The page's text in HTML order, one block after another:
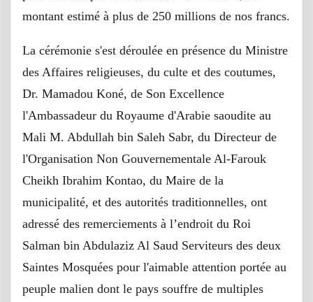
montant estimé à plus de 250 millions de nos francs.
La cérémonie s'est déroulée en présence du Ministre
des Affaires religieuses, du culte et des coutumes,
Dr. Mamadou Koné, de Son Excellence
l'Ambassadeur du Royaume d'Arabie saoudite au
Mali M. Abdullah bin Saleh Sabr, du Directeur de
l'Organisation Non Gouvernementale Al-Farouk
Cheikh Ibrahim Kontao, du Maire de la
municipalité, et des autorités traditionnelles, ont
adressé des remerciements à l’endroit du Roi
Salman bin Abdulaziz Al Saud Serviteurs des deux
Saintes Mosquées pour l'aimable attention portée au
peuple malien dont le pays souffre de multiples